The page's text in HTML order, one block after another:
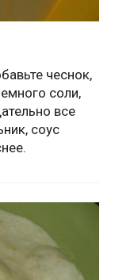
чеснок,
соли,
все
соус